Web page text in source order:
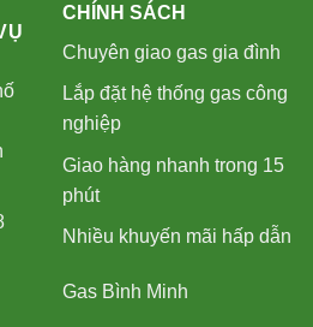
CHÍNH SÁCH
Chuyên giao gas gia đình
Lắp đặt hệ thống gas công
nghiệp
Giao hàng nhanh trong 15
phút
Nhiều khuyến mãi hấp dẫn
Gas Bình Minh